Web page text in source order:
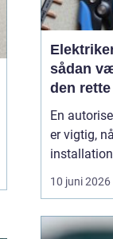
sådan
den
til dine
En
er vigtig,
hjemmet
Fejl på el-
10 juni 2026